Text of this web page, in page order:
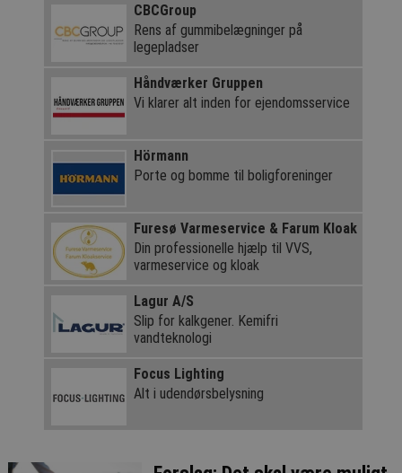
CBCGroup
Rens af gummibelægninger på
legepladser
Håndværker Gruppen
Vi klarer alt inden for ejendomsservice
Hörmann
Porte og bomme til boligforeninger
Furesø Varmeservice & Farum Kloak
Din professionelle hjælp til VVS,
varmeservice og kloak
Lagur A/S
Slip for kalkgener. Kemifri
vandteknologi
Focus Lighting
Alt i udendørsbelysning